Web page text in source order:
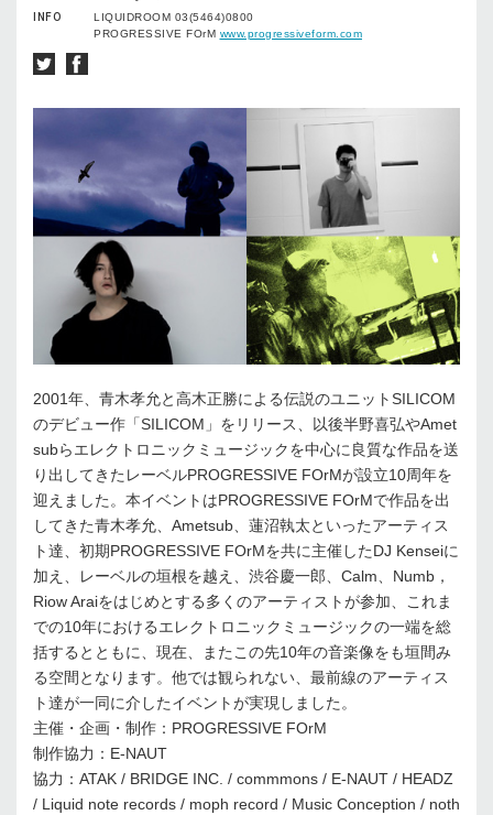
INFO
LIQUIDROOM 03(5464)0800
PROGRESSIVE FOrM www.progressiveform.com
2001年、青木孝允と高木正勝による伝説のユニットSILICOM
のデビュー作「SILICOM」をリリース、以後半野喜弘やAmet
subらエレクトロニックミュージックを中心に良質な作品を送
り出してきたレーベルPROGRESSIVE FOrMが設立10周年を
迎えました。本イベントはPROGRESSIVE FOrMで作品を出
してきた青木孝允、Ametsub、蓮沼執太といったアーティス
ト達、初期PROGRESSIVE FOrMを共に主催したDJ Kenseiに
加え、レーベルの垣根を越え、渋谷慶一郎、Calm、Numb，
Riow Araiをはじめとする多くのアーティストが参加、これま
での10年におけるエレクトロニックミュージックの一端を総
括するとともに、現在、またこの先10年の音楽像をも垣間み
る空間となります。他では観られない、最前線のアーティス
ト達が一同に介したイベントが実現しました。
主催・企画・制作：PROGRESSIVE FOrM
制作協力：E-NAUT
協力：ATAK / BRIDGE INC. / commmons / E-NAUT / HEADZ
/ Liquid note records / moph record / Music Conception / noth